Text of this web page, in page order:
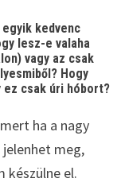
kedvenc
lesz-e valaha
vagy az csak
Hogy
ez csak úri hóbort?
ha a nagy
meg,
készülne el.